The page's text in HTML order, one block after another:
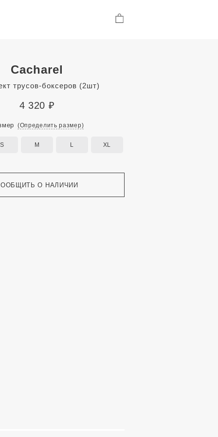
Cacharel
трусов-боксеров (2шт)
4 320 ₽
(Определить размер)
S M L XL
О НАЛИЧИИ